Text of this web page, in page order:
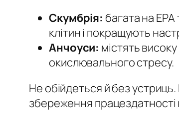
Скумбрія: багата на
клітин і покращують
Анчоуси: містять
окислювального стресу.
Не обійдеться й без устриць.
збереження працездатності